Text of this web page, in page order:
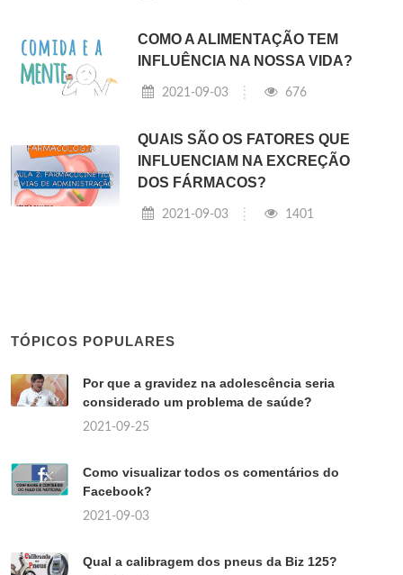
COMO A ALIMENTAÇÃO TEM
INFLUÊNCIA NA NOSSA VIDA?
2021-09-03 676
QUAIS SÃO OS FATORES QUE
INFLUENCIAM NA EXCREÇÃO
DOS FÁRMACOS?
2021-09-03 1401
TÓPICOS POPULARES
Por que a gravidez na adolescência seria
considerado um problema de saúde?
2021-09-25
Como visualizar todos os comentários do
Facebook?
2021-09-03
Qual a calibragem dos pneus da Biz 125?